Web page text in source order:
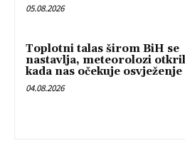
05.08.2026
Toplotni talas širom BiH se
nastavlja, meteorolozi
kada nas očekuje osvježenje
04.08.2026